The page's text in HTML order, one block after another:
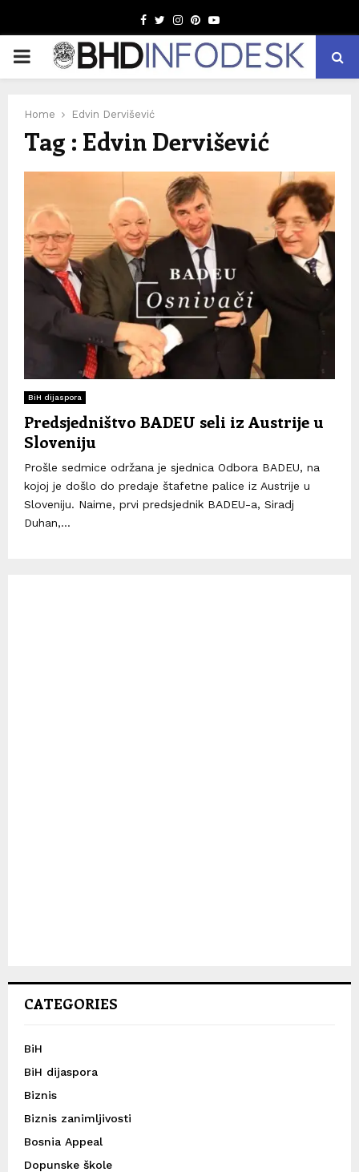
Facebook
TwitterInstagram
Pinterest
Youtube
PRIMARY
Home Edvin Dervišević
Tag : Edvin Dervišević
BiH dijaspora
Predsjedništvo BADEU seli iz Austrije u
Sloveniju
Prošle sedmice održana je sjednica Odbora BADEU, na
kojoj je došlo do predaje štafetne palice iz Austrije u
Sloveniju. Naime, prvi predsjednik BADEU-a, Siradj
Duhan,...
CATEGORIES
BiH
BiH dijaspora
Biznis
Biznis zanimljivosti
Bosnia Appeal
Dopunske škole